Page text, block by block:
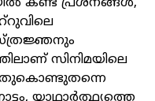
കണ്ട പ്രശ്നങ്ങള്‍,
സിനിമയിലെ